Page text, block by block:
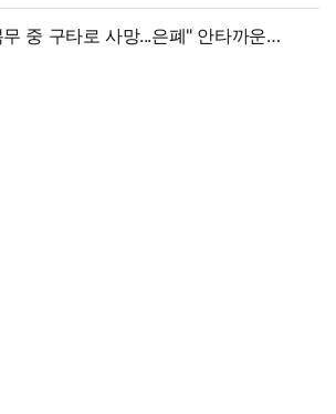
중 구타로 사망...은폐" 안타까운